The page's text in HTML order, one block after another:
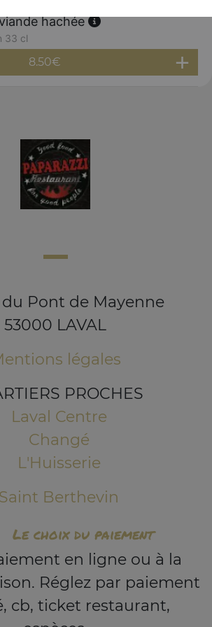
hachée
33 cl
8.50€
du Pont de Mayenne
53000 LAVAL
légales
PROCHES
Laval Centre
Changé
L'Huisserie
Saint Berthevin
Le choix du paiement
en ligne ou à la
Réglez par paiement
cb, ticket restaurant,